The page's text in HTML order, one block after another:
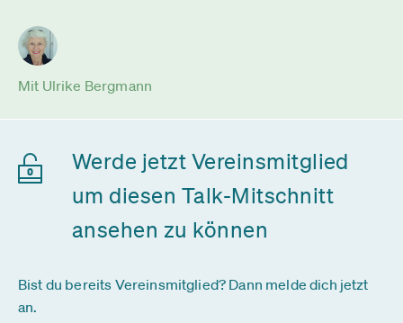
Mit Ulrike Bergmann
Werde jetzt Vereinsmitglied
um diesen Talk-Mitschnitt
ansehen zu können
Bist du bereits Vereinsmitglied? Dann melde dich jetzt
an.